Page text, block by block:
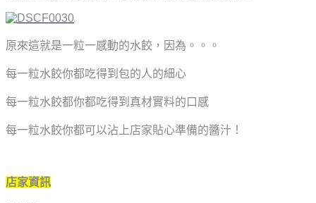
原來這就是一粒一感動的水餃，因為。。。
每一粒水餃你都吃得到包的人的細心
每一粒水餃都你都吃得到真材實料的口感
每一粒水餃你都可以沾上店家貼心準備的醬汁！
店家資訊